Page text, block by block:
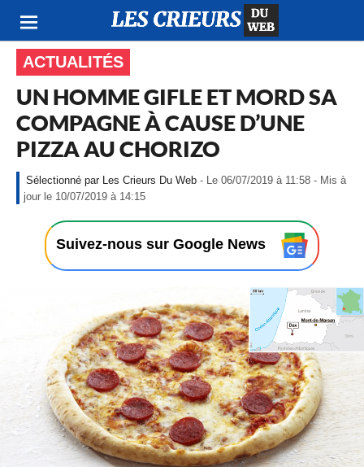
ACTUALITÉS
UN HOMME GIFLE ET MORD SA
COMPAGNE À CAUSE D’UNE
PIZZA AU CHORIZO
Les Crieurs Du Web - Le 06/07/2019 à 11:58 - Mis à
jour le 10/07/2019 à 14:15
0
/
7
/
2
0
1
9
à
1
1
:
5
Suivez-nous sur Google News